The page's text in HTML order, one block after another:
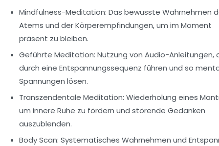
Mindfulness-Meditation: Das bewusste Wahrnehmen
Atems und der Körperempfindungen, um im Moment
präsent zu bleiben.
Geführte Meditation: Nutzung von Audio-Anleitungen,
durch eine Entspannungssequenz führen und so
Spannungen lösen.
Transzendentale Meditation: Wiederholung eines
um innere Ruhe zu fördern und störende Gedanken
auszublenden.
Body Scan: Systematisches Wahrnehmen und